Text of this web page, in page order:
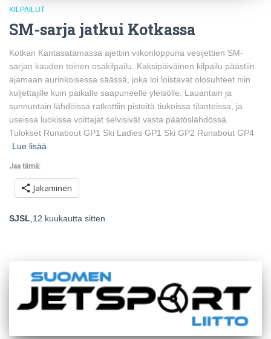
KILPAILUT
SM-sarja jatkui Kotkassa
Kotkan Kantasatamassa ajettiin viikonloppuna vesijettien SM-
sarjan kauden toinen osakilpailu. Kaksipäiväinen kilpailu päästiin
ajamaan aurinkoisessa säässä, joka loi loistavat olosuhteet niin
kuljettajille kuin paikalle saapuneelle yleisölle. Lauantain ja
sunnuntain lähdöissä ratkottiin pisteitä tiukoissa tilanteissa, ja
useissa luokissa voittajat selvisivät vasta päätöslähdössä.
Tulokset Runabout GP1 Ski Ladies GP1 Ski GP2 Runabout GP4
Lue lisää
Jaa tämä:
Jakaminen
SJSL,12 kuukautta sitten